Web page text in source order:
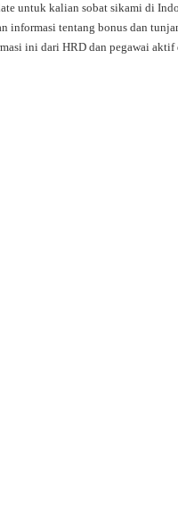
untuk kalian sobat sikami di
informasi tentang bonus dan
ini dari HRD dan pegawai